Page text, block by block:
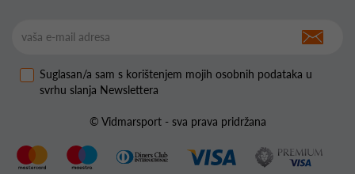
Suglasan/a sam s korištenjem mojih osobnih podataka u
svrhu slanja Newslettera
© Vidmarsport - sva prava pridržana